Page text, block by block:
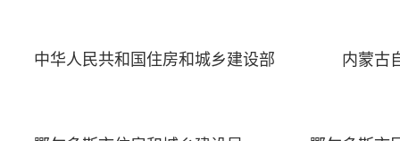
中华人民共和国住房和城乡建设部 内蒙古